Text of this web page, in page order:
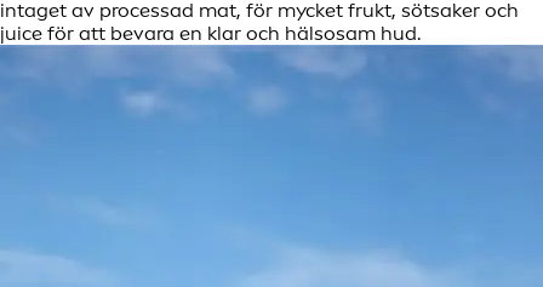
intaget av processad mat, för mycket frukt, sötsaker och
juice för att bevara en klar och hälsosam hud.